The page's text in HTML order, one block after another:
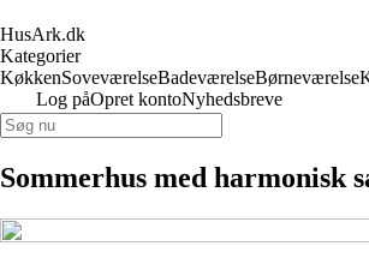
HusArk.dk
Kategorier
KøkkenSoveværelseBadeværelseBørneværelse
Log påOpret kontoNyhedsbreve
Sommerhus med harmonisk